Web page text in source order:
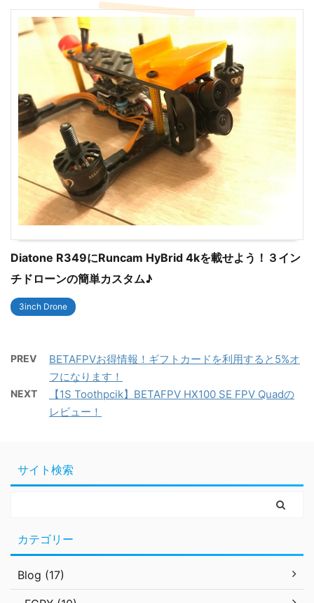
Diatone R349にRuncam HyBrid 4kを載せよう！３イン
チドローンの簡単カスタム♪
3inch Drone
PREV
BETAFPVお得情報！ギフトカードを利用すると5%オ
フになります！
NEXT
【1S Toothpcik】BETAFPV HX100 SE FPV Quadの
レビュー！
サイト検索
カテゴリー
Blog (17)